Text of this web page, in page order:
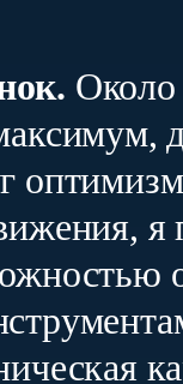
Около
я